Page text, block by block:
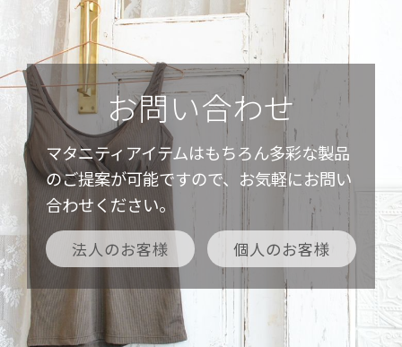
お問い合わせ
マタニティアイテムはもちろん多彩な製品
のご提案が可能ですので、お気軽にお問い
合わせください。
法人のお客様 個人のお客様